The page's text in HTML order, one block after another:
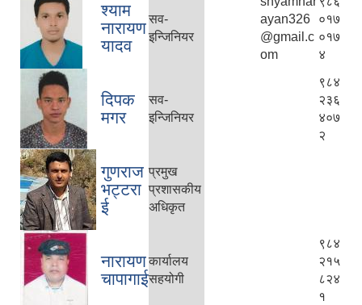
श्याम
नारायण
यादव
सव-
इन्जिनियर
ayan326
@gmail.c
om
०१७
०१७
४
दिपक
मगर
सव-
इन्जिनियर
९८४
२३६
४०७
२
गुणराज
भट्टरा
ई
प्रमुख
प्रशासकीय
अधिकृत
नारायण
चापागाई
कार्यालय
सहयोगी
९८४
२१५
८२४
१